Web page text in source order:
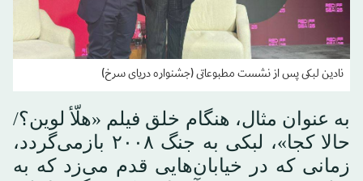
نادین لبکی پس از نشست مطبوعاتی (جشنواره دریای سرخ)
به عنوان مثال، هنگام خلق فیلم «هلّأ لوين؟/
حالا کجا»، لبکی به جنگ ۲۰۰۸ بازمی‌گردد،
زمانی که در خیابان‌هایی قدم می‌زد که به